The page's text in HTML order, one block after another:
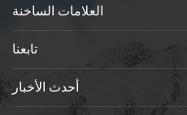
العلامات الساخنة
تابعنا
أحدث الأخبار